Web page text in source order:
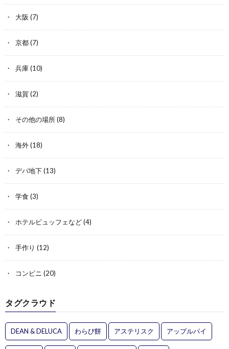
大阪 (7)
京都(7)
兵庫(10)
滋賀 (2)
その他の場所(8)
海外(18)
デパ地下(13)
学食 (3)
ホテルビュッフェなど(4)
手作り (12)
コンビニ (20)
タグクラウド
DEAN & DELUCA わらび餅 アステリスク アップルパイ